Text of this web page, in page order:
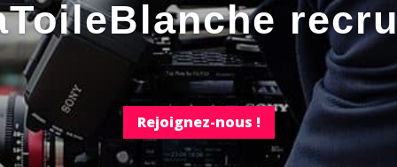
Rejoignez-nous !